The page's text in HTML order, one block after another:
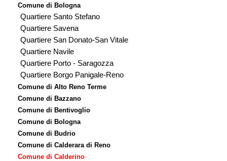
Comune di Bologna
Quartiere Santo Stefano
Quartiere Savena
Quartiere San Donato-San Vitale
Quartiere Navile
Quartiere Porto - Saragozza
Quartiere Borgo Panigale-Reno
Comune di Alto Reno Terme
Comune di Bazzano
Comune di Bentivoglio
Comune di Bologna
Comune di Budrio
Comune di Calderara di Reno
Comune di Calderino